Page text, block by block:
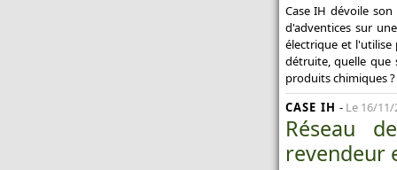
Case IH dévoile
d'adventices sur
électrique et l'utilise
détruite, quelle que
produits chimiques ?
CASE IH - Le 16/11/
Réseau
revendeur